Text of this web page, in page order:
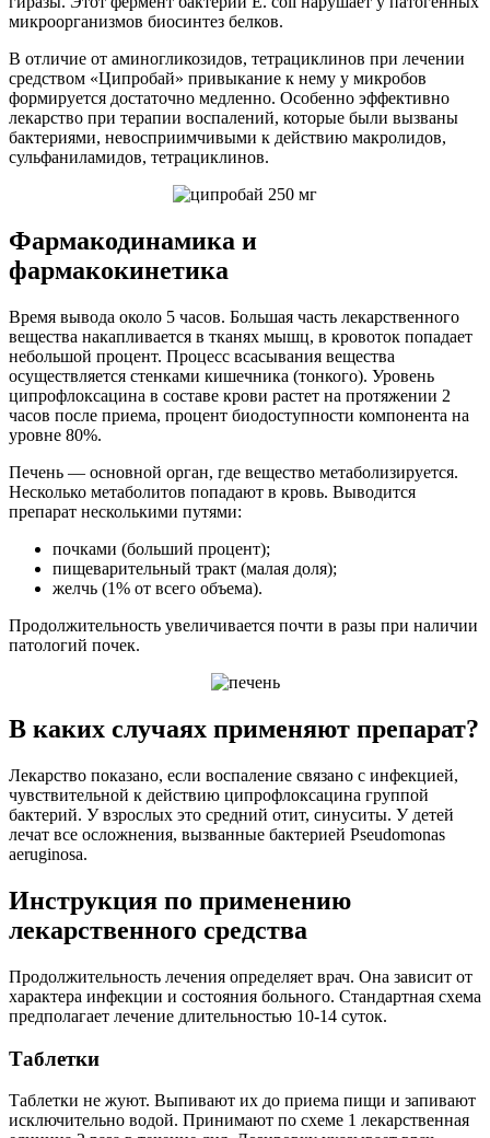
микроорганизмов биосинтез белков.
В отличие от аминогликозидов, тетрациклинов при лечении
средством «Ципробай» привыкание к нему у микробов
формируется достаточно медленно. Особенно эффективно
лекарство при терапии воспалений, которые были вызваны
бактериями, невосприимчивыми к действию макролидов,
сульфаниламидов, тетрациклинов.
Фармакодинамика и
фармакокинетика
Время вывода около 5 часов. Большая часть лекарственного
вещества накапливается в тканях мышц, в кровоток попадает
небольшой процент. Процесс всасывания вещества
осуществляется стенками кишечника (тонкого). Уровень
ципрофлоксацина в составе крови растет на протяжении 2
часов после приема, процент биодоступности компонента на
уровне 80%.
Печень — основной орган, где вещество метаболизируется.
Несколько метаболитов попадают в кровь. Выводится
препарат несколькими путями:
почками (больший процент);
пищеварительный тракт (малая доля);
желчь (1% от всего объема).
Продолжительность увеличивается почти в разы при наличии
патологий почек.
В каких случаях применяют препарат?
Лекарство показано, если воспаление связано с инфекцией,
чувствительной к действию ципрофлоксацина группой
бактерий. У взрослых это средний отит, синуситы. У детей
лечат все осложнения, вызванные бактерией Pseudomonas
aeruginosa.
Инструкция по применению
лекарственного средства
Продолжительность лечения определяет врач. Она зависит от
характера инфекции и состояния больного. Стандартная схема
предполагает лечение длительностью 10-14 суток.
Таблетки
Таблетки не жуют. Выпивают их до приема пищи и запивают
исключительно водой. Принимают по схеме 1 лекарственная